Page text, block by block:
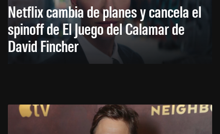
Netflix cambia de planes y cancela el
spinoff de El Juego del Calamar de
David Fincher